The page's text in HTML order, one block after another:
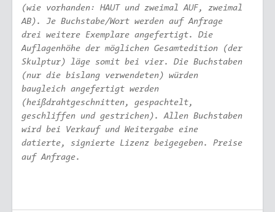
(wie vorhanden: HAUT und zweimal AUF, zweimal
AB). Je Buchstabe/Wort werden auf Anfrage
drei weitere Exemplare angefertigt. Die
Auflagenhöhe der möglichen Gesamtedition (der
Skulptur) läge somit bei vier. Die Buchstaben
(nur die bislang verwendeten) würden
baugleich angefertigt werden
(heißdrahtgeschnitten, gespachtelt,
geschliffen und gestrichen). Allen Buchstaben
wird bei Verkauf und Weitergabe eine
datierte, signierte Lizenz beigegeben. Preise
auf Anfrage.